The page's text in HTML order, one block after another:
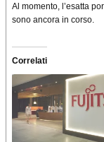
Al momento, l’esatta
sono ancora in corso.
Correlati